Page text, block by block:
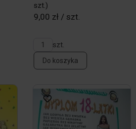
szt.)
9,00 zł / szt.
szt.
Do koszyka